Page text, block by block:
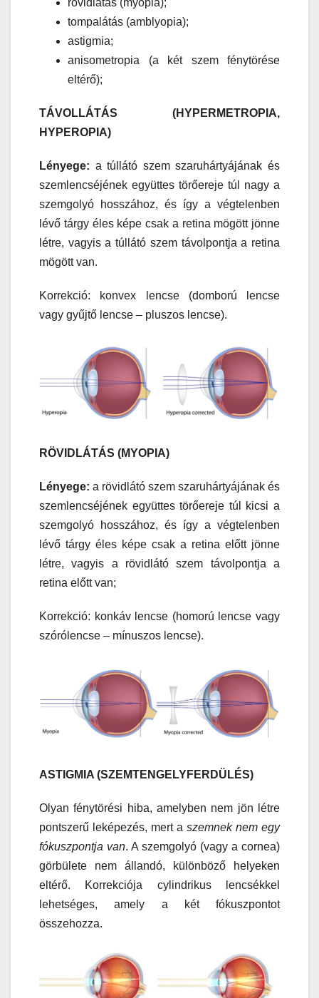
rövidlátás (myopia);
tompalátás (amblyopia);
astigmia;
anisometropia (a két szem fénytörése
eltérő);
TÁVOLLÁTÁS (HYPERMETROPIA,
HYPEROPIA)
Lényege: a túllátó szem szaruhártyájának és
szemlencséjének együttes törőereje túl nagy a
szemgolyó hosszához, és így a végtelenben
lévő tárgy éles képe csak a retina mögött jönne
létre, vagyis a túllátó szem távolpontja a retina
mögött van.
Korrekció: konvex lencse (domború lencse
vagy gyűjtő lencse – pluszos lencse).
RÖVIDLÁTÁS (MYOPIA)
Lényege: a rövidlátó szem szaruhártyájának és
szemlencséjének együttes törőereje túl kicsi a
szemgolyó hosszához, és így a végtelenben
lévő tárgy éles képe csak a retina előtt jönne
létre, vagyis a rövidlátó szem távolpontja a
retina előtt van;
Korrekció: konkáv lencse (homorú lencse vagy
szórólencse – mínuszos lencse).
ASTIGMIA (SZEMTENGELYFERDÜLÉS)
Olyan fénytörési hiba, amelyben nem jön létre
pontszerű leképezés, mert a szemnek nem egy
fókuszpontja van. A szemgolyó (vagy a cornea)
görbülete nem állandó, különböző helyeken
eltérő. Korrekciója cylindrikus lencsékkel
lehetséges, amely a két fókuszpontot
összehozza.